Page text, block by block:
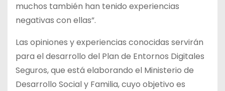
muchos también han tenido experiencias
negativas con ellas”.
Las opiniones y experiencias conocidas servirán
para el desarrollo del Plan de Entornos Digitales
Seguros, que está elaborando el Ministerio de
Desarrollo Social y Familia, cuyo objetivo es